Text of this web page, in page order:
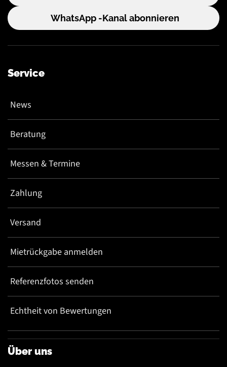
WhatsApp -Kanal abonnieren
Service
News
Beratung
Messen & Termine
Zahlung
Versand
Mietrückgabe anmelden
Referenzfotos senden
Echtheit von Bewertungen
Über uns